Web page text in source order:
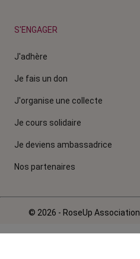
S'ENGAGER
J'adhère
Je fais un don
J'organise une collecte
Je cours solidaire
Je deviens ambassadrice
Nos partenaires
© 2026 - RoseUp Association